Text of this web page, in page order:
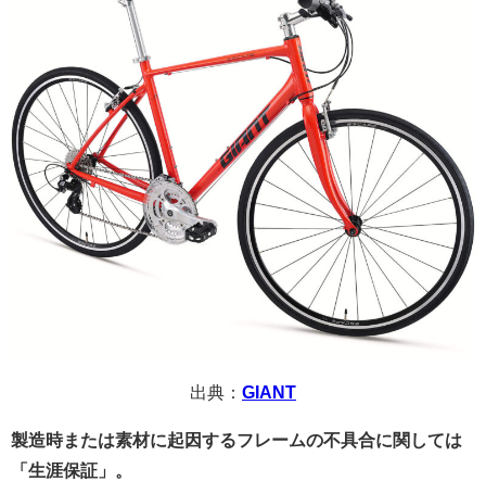
出典： GIANT
製造時または素材に起因するフレームの不具合に関しては
「生涯保証」。